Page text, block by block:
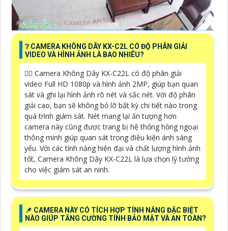
❔ CAMERA KHÔNG DÂY KX-C2L CÓ ĐỘ PHÂN GIẢI
VIDEO VÀ HÌNH ẢNH LÀ BAO NHIÊU?
🙆‍♀️ Camera Không Dây KX-C22L có độ phân giải
video Full HD 1080p và hình ảnh 2MP, giúp bạn quan
sát và ghi lại hình ảnh rõ nét và sắc nét. Với độ phân
giải cao, bạn sẽ không bỏ lỡ bất kỳ chi tiết nào trong
quá trình giám sát. Nét mang lại ấn tượng hơn
camera này cũng được trang bị hệ thống hồng ngoại
thông minh giúp quan sát trong điều kiện ánh sáng
yếu. Với các tính năng hiện đại và chất lượng hình ảnh
tốt, Camera Không Dây KX-C22L là lựa chọn lý tưởng
cho việc giám sát an ninh.
📌 CAMERA NÀY CÓ TÍCH HỢP TÍNH NĂNG ĐẶC BIỆT
NÀO GIÚP TĂNG CƯỜNG TÍNH BẢO MẬT VÀ AN TOÀN?